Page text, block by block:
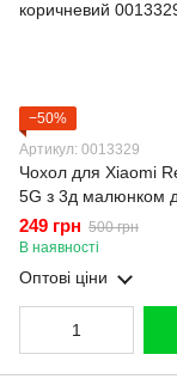
−50%
Артикул: 0013329
Чохол для Xiaomi
5G з 3д малюнком
жіночий об'ємний на
редмі 12 5г
249 грн 500 грн
В наявності
Оптові ціни